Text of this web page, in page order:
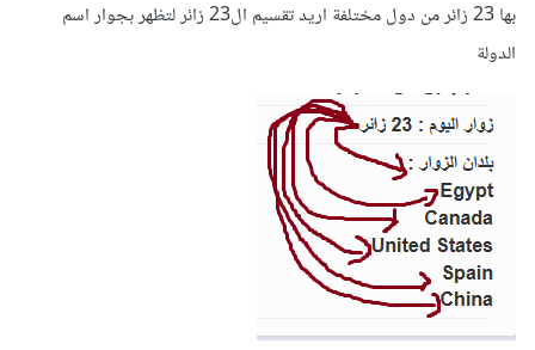
بها 23 زائر من دول مختلفة اريد تقسيم ال23 زائر لتظهر بجوار اسم
الدولة